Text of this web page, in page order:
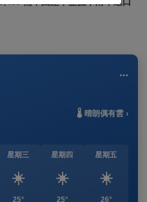
...
🌡️ 晴朗偶有雲 ›
星期三
☀️
25°
星期四
☀️
25°
星期五
☀️
26°